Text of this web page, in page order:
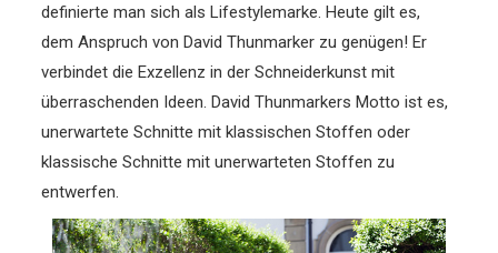
definierte man sich als Lifestylemarke. Heute gilt es,
dem Anspruch von David Thunmarker zu genügen! Er
verbindet die Exzellenz in der Schneiderkunst mit
überraschenden Ideen. David Thunmarkers Motto ist es,
unerwartete Schnitte mit klassischen Stoffen oder
klassische Schnitte mit unerwarteten Stoffen zu
entwerfen.